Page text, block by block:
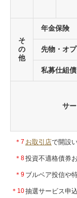
そ
の
他
年金保険
先物・オ
私募仕組
サ
＊7 お取引店で開設
＊8投資不適格債券
＊9 ブルベア投信や
＊10抽選サービス申